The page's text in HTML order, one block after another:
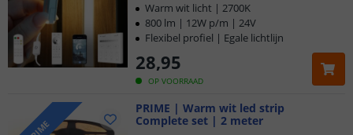
OP VOORRAAD
28,95
Warm wit licht | 2700K
800 lm | 12W p/m | 24V
Flexibel profiel | Egale lichtlijn
PRIME | Warm wit led strip
Complete set | 2 meter